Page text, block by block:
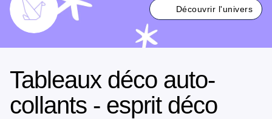
Découvrir l'univers
Tableaux déco auto-
collants - esprit déco